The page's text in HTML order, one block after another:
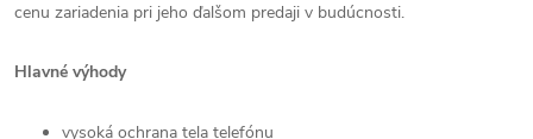
cenu zariadenia pri jeho ďalšom predaji v budúcnosti.
Hlavné výhody
vysoká ochrana tela telefónu